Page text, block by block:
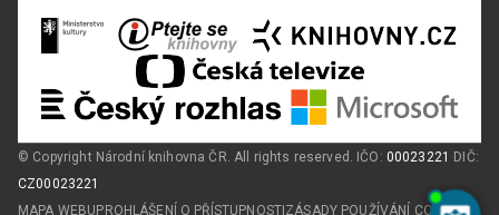
© Copyright Národní knihovna ČR. All rights reserved. IČO: 00023221 DIČ:
CZ00023221
MAPA WEBU PROHLÁŠENÍ O PŘÍSTUPNOSTI ZÁSADY POUŽÍVÁNÍ COOKIES